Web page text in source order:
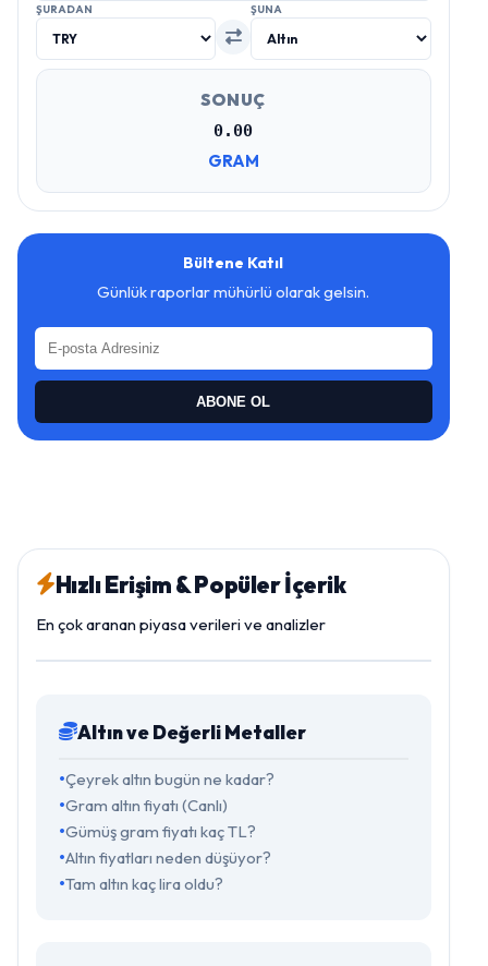
ŞURADAN ŞUNA
SONUÇ
0.00
GRAM
Bültene Katıl
Günlük raporlar mühürlü olarak gelsin.
ABONE OL
Hızlı Erişim & Popüler İçerik
En çok aranan piyasa verileri ve analizler
Altın ve Değerli Metaller
Çeyrek altın bugün ne kadar?
Gram altın fiyatı (Canlı)
Gümüş gram fiyatı kaç TL?
Altın fiyatları neden düşüyor?
Tam altın kaç lira oldu?